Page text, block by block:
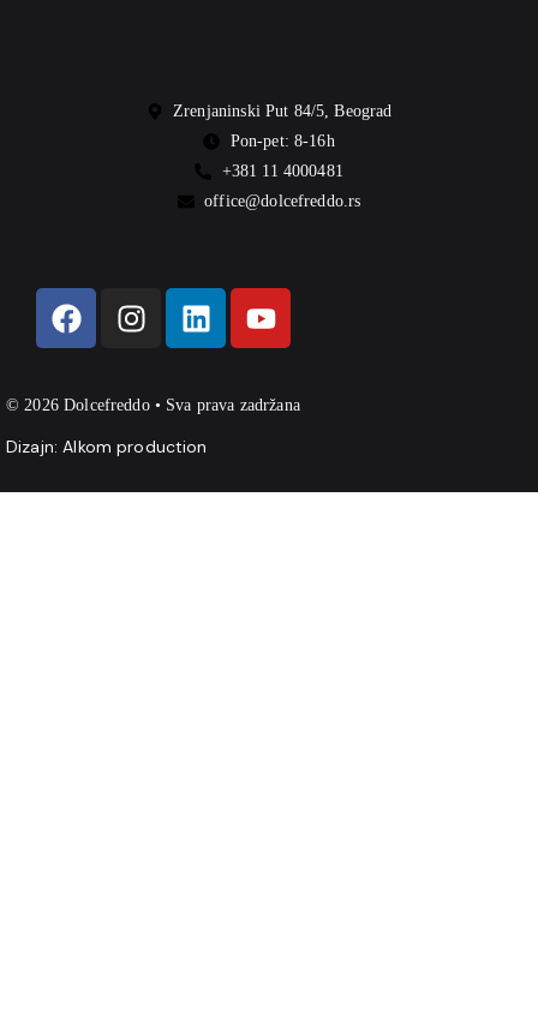
Zrenjaninski Put 84/5, Beograd
Pon-pet: 8-16h
+381 11 4000481
office@dolcefreddo.rs
© 2026 Dolcefreddo • Sva prava zadržana
Dizajn:Alkom production